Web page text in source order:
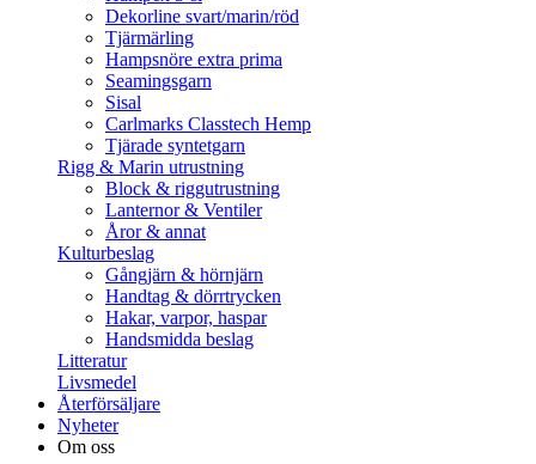
Dekorline svart/marin/röd
Tjärmärling
Hampsnöre extra prima
Seamingsgarn
Sisal
Carlmarks Classtech Hemp
Tjärade syntetgarn
Rigg & Marin utrustning
Block & riggutrustning
Lanternor & Ventiler
Åror & annat
Kulturbeslag
Gångjärn & hörnjärn
Handtag & dörrtrycken
Hakar, varpor, haspar
Handsmidda beslag
Litteratur
Livsmedel
Återförsäljare
Nyheter
Om oss